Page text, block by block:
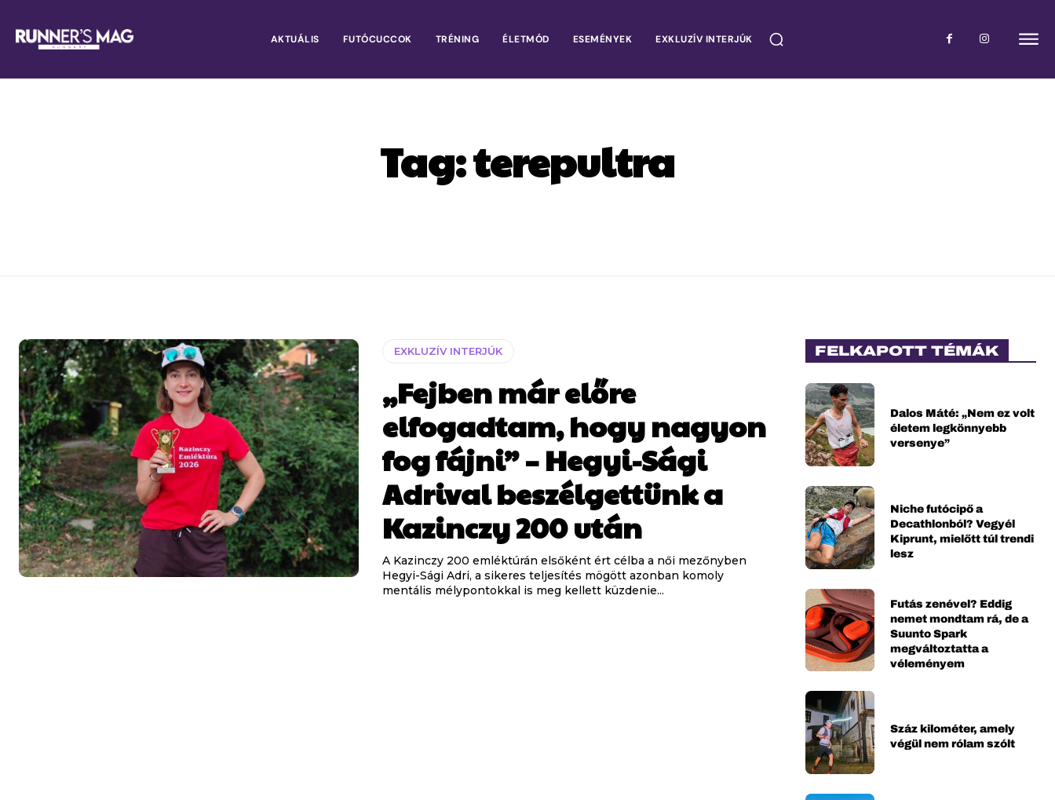
AKTUÁLIS FUTÓCUCCOK TRÉNING ÉLETMÓD ESEMÉNYEK EXKLUZÍV INTERJÚK
Tag:terepultra
EXKLUZÍV INTERJÚK
„Fejben már előre
elfogadtam, hogy nagyon
fog fájni” – Hegyi-Sági
Adrival beszélgettünk a
Kazinczy 200 után
A Kazinczy 200 emléktúrán elsőként ért célba a női mezőnyben
Hegyi-Sági Adri, a sikeres teljesítés mögött azonban komoly
mentális mélypontokkal is meg kellett küzdenie...
FELKAPOTT TÉMÁK
Dalos Máté: „Nem ez volt
életem legkönnyebb
versenye”
Niche futócipő a
Decathlonból? Vegyél
Kiprunt, mielőtt túl trendi
lesz
Futás zenével? Eddig
nemet mondtam rá, de a
Suunto Spark
megváltoztatta a
véleményem
Száz kilométer, amely
végül nem rólam szólt